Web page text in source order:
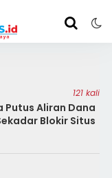
121 kali
Aliran Dana
Blokir Situs